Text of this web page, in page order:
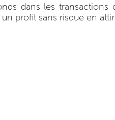
dans les transactions
profit sans risque en